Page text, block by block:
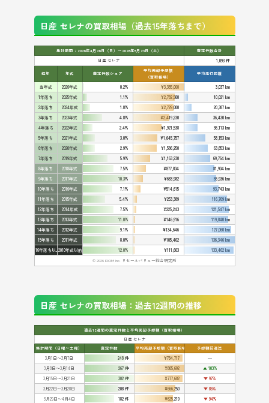
日産 セレナの買取相場（過去15年落ちまで）
集計期間：2026年4月26日（日）〜2026年5月23日（土）
査定件数合計
日産 セレナ
1,093 件
経年 年式 査定件数シェア
平均売却予想額
（買取相場）
平均走行距離
当年式 2026年式 0.2% ¥3,385,000
3,037 km
1年落ち
2025年式 1.1% ¥2,782,500
10,021 km
2年落ち
2024年式 1.8% ¥2,729,000
20,387 km
3年落ち
2023年式 4.8% ¥2,419,230
36,430 km
4年落ち
2022年式 2.4% ¥1,921,538
36,113 km
5年落ち
2021年式 3.0% ¥1,645,757
58,153 km
6年落ち
2020年式 2.9% ¥1,586,250
63,853 km
7年落ち
2019年式 5.9% ¥1,163,230
69,764 km
8年落ち
2018年式 7.5% ¥877,804
81,904 km
9年落ち
2017年式 10.3% ¥683,982
86,936 km
10年落ち
2016年式 7.1% ¥514,615
93,743 km
11年落ち
2015年式 5.4% ¥253,389
116,709 km
12年落ち
2014年式 7.5% ¥225,243
121,547 km
13年落ち
2013年式 11.0% ¥146,916
119,840 km
14年落ち
2012年式 9.1% ¥134,646
127,060 km
15年落ち
2011年式 8.0% ¥105,402
136,346 km
16年落ち以上2010年式以前 12.0% ¥111,603
133,462 km
© 2026 IDOM Inc. リセールバリュー総合研究所
日産 セレナの買取相場：過去12週間の推移
過去12週間の査定件数と平均売却予想額（買取相場）
日産 セレナ
集計期間（日曜〜土曜）
査定件数 平均売却予想額（買取相場）
予想額前週比
3月1日〜3月7日
248 件 ¥784,717
━
3月8日〜3月14日
267 件 ¥805,692
▲ 103%
3月15日〜3月21日
302 件 ¥777,682
▼ 97%
3月22日〜3月28日
208 件 ¥666,250
▼ 86%
3月29日〜4月4日
182 件 ¥625,219
▼ 94%